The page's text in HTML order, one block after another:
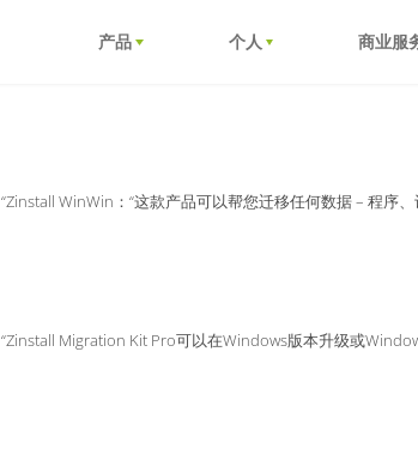
产品 个人 商业服
“Zinstall WinWin：“这款产品可以帮您迁移任何数据 – 程序
“Zinstall Migration Kit Pro可以在Windows版本升级或